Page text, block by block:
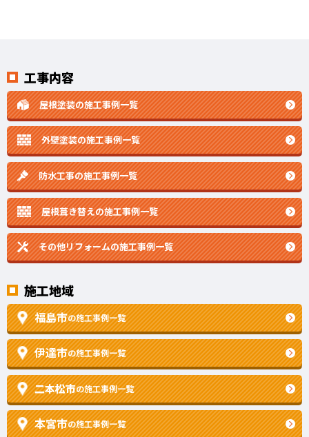
工事内容
屋根塗装の施工事例一覧
外壁塗装の施工事例一覧
防水工事の施工事例一覧
屋根葺き替えの施工事例一覧
その他リフォームの施工事例一覧
施工地域
福島市の施工事例一覧
伊達市の施工事例一覧
二本松市の施工事例一覧
本宮市の施工事例一覧